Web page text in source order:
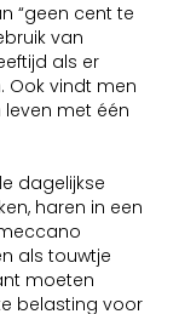
“geen cent te
van
als er
Ook vindt men
met één
dagelijkse
haren in een
als touwtje
moeten
belasting voor